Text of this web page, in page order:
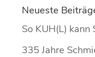
Neueste
So KUH(L) kann
335 Jahre